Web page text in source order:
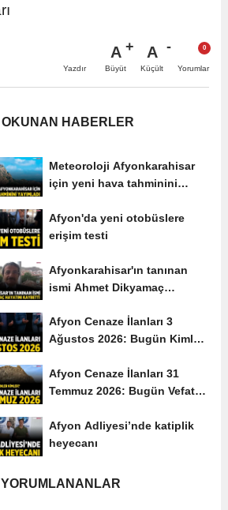
Yazdır
A
Büyüt
A
Küçült Yorumlar
HABERLER
Meteoroloji Afyonkarahisar
için yeni hava tahminini
Afyon'da yeni otobüslere
erişim testi
Afyonkarahisar'ın tanınan
ismi Ahmet Dikyamaç
Afyon Cenaze İlanları 3
Ağustos 2026: Bugün Kimler
Afyon Cenaze İlanları 31
Temmuz 2026: Bugün Vefat
Afyon Adliyesi’nde katiplik
heyecanı